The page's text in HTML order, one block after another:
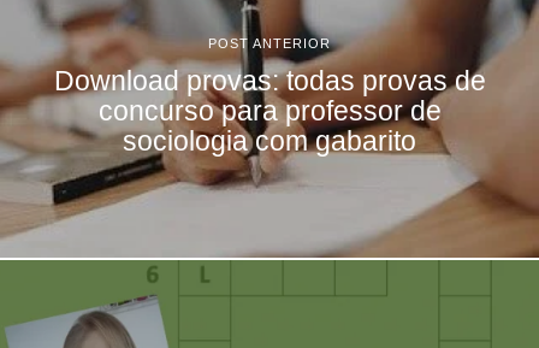
POST ANTERIOR
Download provas: todas provas de
concurso para professor de
sociologia com gabarito